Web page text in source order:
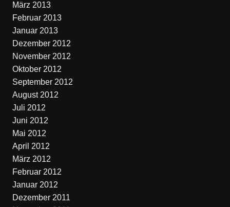
März 2013
Februar 2013
Januar 2013
Dezember 2012
November 2012
Oktober 2012
September 2012
August 2012
Juli 2012
Juni 2012
Mai 2012
April 2012
März 2012
Februar 2012
Januar 2012
Dezember 2011